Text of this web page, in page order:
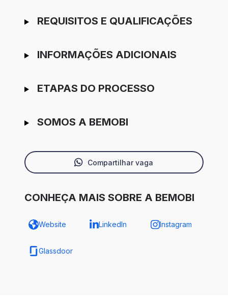
REQUISITOS E QUALIFICAÇÕES
INFORMAÇÕES ADICIONAIS
ETAPAS DO PROCESSO
SOMOS A BEMOBI
Compartilhar vaga
CONHEÇA MAIS SOBRE A BEMOBI
Website LinkedIn Instagram
Glassdoor